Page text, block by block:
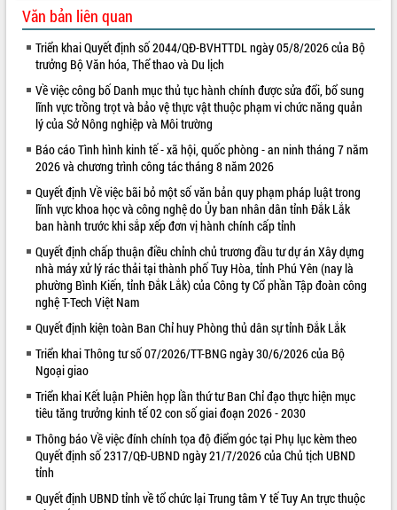
VIDEO
Khám bệnh, cấp phát thuốc miễn phí
và tặng quà người dân xã Cư Pui
Hội nghị UBND tỉnh Đắk Lắk thường kỳ
tháng 7/2026
Lễ truy tặng danh hiệu “Bà Mẹ Việt
Nam Anh hùng” và trao Huân chương
UBND tỉnh Đắk Lắk triển khai nhiệm
vụ 6 tháng cuối năm 2026
Kỳ họp thứ Hai, Hội đồng nhân dân
ALBUM ẢNH
Văn bản liên quan
Triển khai Quyết định số 2044/QĐ-BVHTTDL ngày 05/8/2026 của Bộ
trưởng Bộ Văn hóa, Thể thao và Du lịch
Về việc công bố Danh mục thủ tục hành chính được sửa đổi, bổ sung
lĩnh vực trồng trọt và bảo vệ thực vật thuộc phạm vi chức năng quản
lý của Sở Nông nghiệp và Môi trường
Báo cáo Tình hình kinh tế - xã hội, quốc phòng - an ninh tháng 7 năm
2026 và chương trình công tác tháng 8 năm 2026
Quyết định Về việc bãi bỏ một số văn bản quy phạm pháp luật trong
lĩnh vực khoa học và công nghệ do Ủy ban nhân dân tỉnh Đắk Lắk
ban hành trước khi sắp xếp đơn vị hành chính cấp tỉnh
Quyết định chấp thuận điều chỉnh chủ trương đầu tư dự án Xây dựng
nhà máy xử lý rác thải tại thành phố Tuy Hòa, tỉnh Phú Yên (nay là
phường Bình Kiến, tỉnh Đắk Lắk) của Công ty Cổ phần Tập đoàn công
nghệ T-Tech Việt Nam
Quyết định kiện toàn Ban Chỉ huy Phòng thủ dân sự tỉnh Đắk Lắk
Triển khai Thông tư số 07/2026/TT-BNG ngày 30/6/2026 của Bộ
Ngoại giao
Triển khai Kết luận Phiên họp lần thứ tư Ban Chỉ đạo thực hiện mục
tiêu tăng trưởng kinh tế 02 con số giai đoạn 2026 - 2030
Thông báo Về việc đính chính tọa độ điểm góc tại Phụ lục kèm theo
Quyết định số 2317/QĐ-UBND ngày 21/7/2026 của Chủ tịch UBND
tỉnh
Quyết định UBND tỉnh về tổ chức lại Trung tâm Y tế Tuy An trực thuộc